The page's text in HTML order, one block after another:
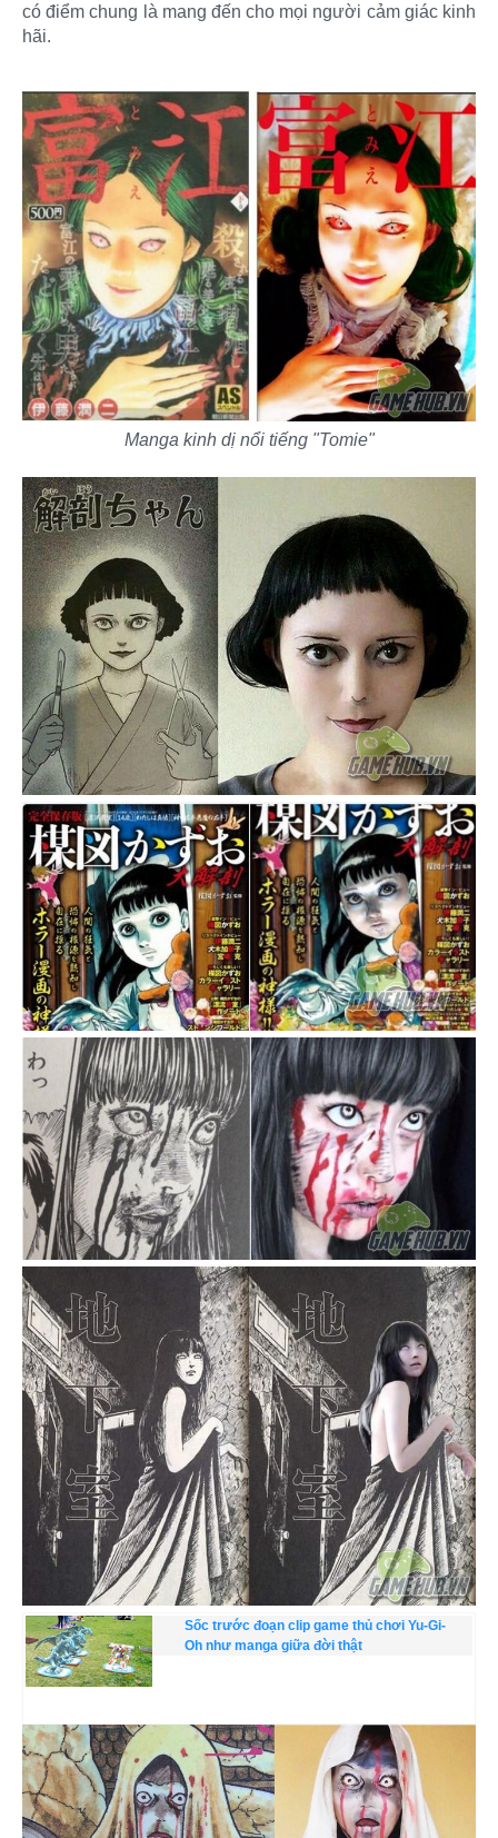
có điểm chung là mang đến cho mọi người cảm giác kinh
hãi.
Manga kinh dị nổi tiếng "Tomie"
Sốc trước đoạn clip game thủ chơi Yu-Gi-
Oh như manga giữa đời thật